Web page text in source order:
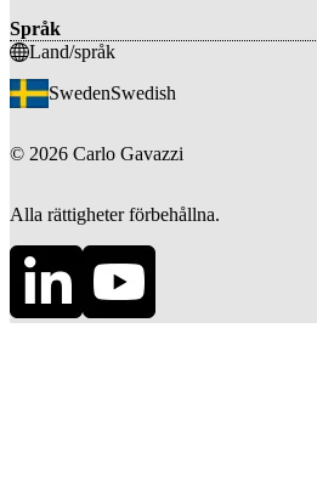
Språk
Land/språk
SwedenSwedish
© 2026 Carlo Gavazzi
Alla rättigheter förbehållna.